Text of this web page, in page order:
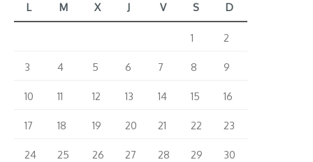
L
M X J V S D
1 2
3 4 5 6 7 8 9
10 11 12 13 14 15 16
17 18 19 20 21 22 23
24 25 26 27 28 29 30